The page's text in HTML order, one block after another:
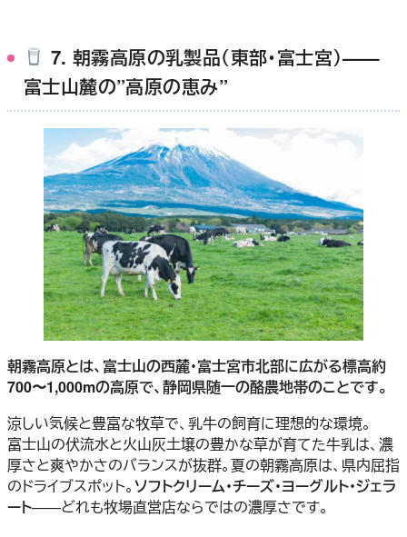
7. 朝霧高原の乳製品（東部・富士宮）——
富士山麓の”高原の恵み”
朝霧高原とは、富士山の西麓・富士宮市北部に広がる標高約
700〜1,000mの高原で、静岡県随一の酪農地帯のことです。
涼しい気候と豊富な牧草で、乳牛の飼育に理想的な環境。
富士山の伏流水と火山灰土壌の豊かな草が育てた牛乳は、濃
厚さと爽やかさのバランスが抜群。夏の朝霧高原は、県内屈指
のドライブスポット。ソフトクリーム・チーズ・ヨーグルト・ジェラ
ート——どれも牧場直営店ならではの濃厚さです。